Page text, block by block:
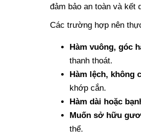
đảm bảo an toàn và kết
Các trường hợp nên
Hàm vuông, góc
thanh thoát.
Hàm lệch, không
khớp cắn.
Hàm dài hoặc
Muốn sở hữu
thể.